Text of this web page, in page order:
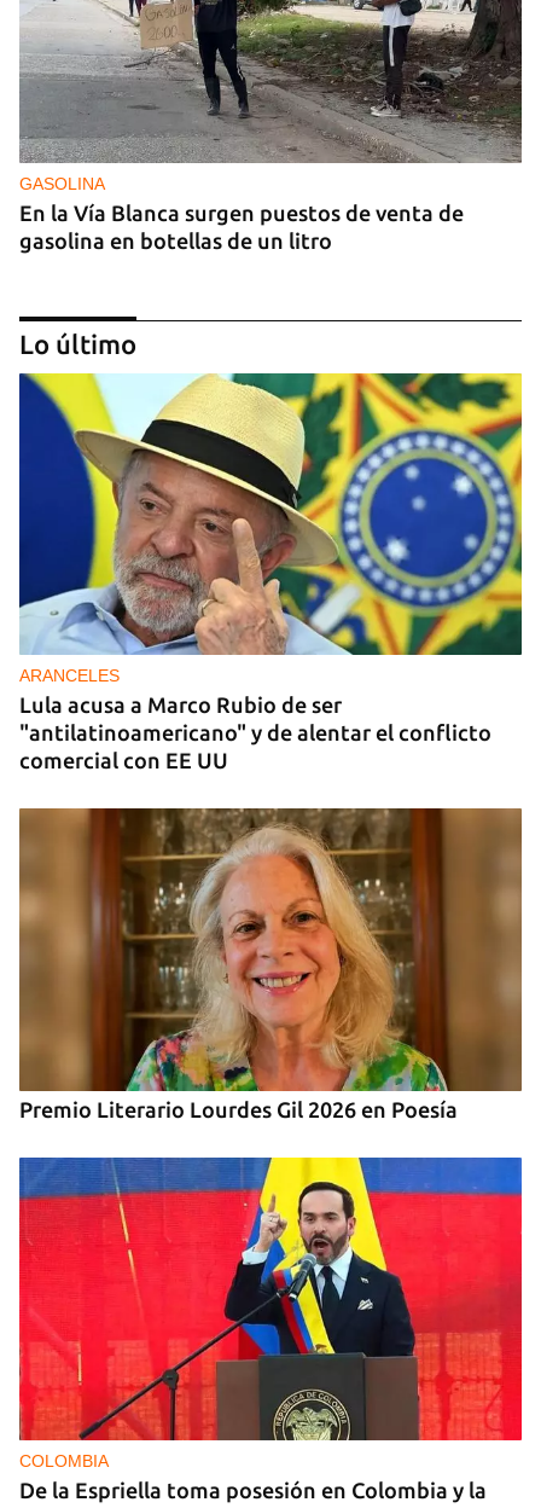
GASOLINA
En la Vía Blanca surgen puestos de venta de
gasolina en botellas de un litro
DONACIONES
China entrega otros 5.000 sistemas fotovoltaicos
para zonas rurales de Cuba
Lo último
ARANCELES
Lula acusa a Marco Rubio de ser
"antilatinoamericano" y de alentar el conflicto
comercial con EE UU
Premio Literario Lourdes Gil 2026 en Poesía
COLOMBIA
De la Espriella toma posesión en Colombia y la